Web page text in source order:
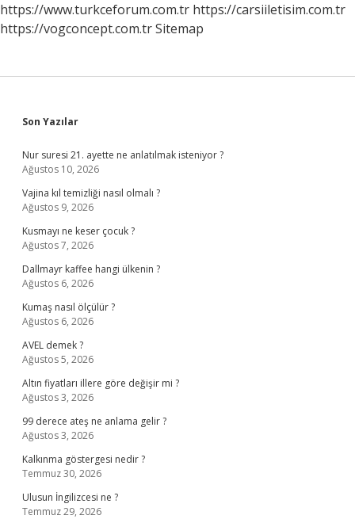
https://www.turkceforum.com.tr https://carsiiletisim.com.tr
https://vogconcept.com.trSitemap
Sidebar
Son Yazılar
Nur suresi 21. ayette ne anlatılmak isteniyor ?
Ağustos 10, 2026
Vajina kıl temizliği nasıl olmalı ?
Ağustos 9, 2026
Kusmayı ne keser çocuk ?
Ağustos 7, 2026
Dallmayr kaffee hangi ülkenin ?
Ağustos 6, 2026
Kumaş nasıl ölçülür ?
Ağustos 6, 2026
AVEL demek ?
Ağustos 5, 2026
Altın fiyatları illere göre değişir mi ?
Ağustos 3, 2026
99 derece ateş ne anlama gelir ?
Ağustos 3, 2026
Kalkınma göstergesi nedir ?
Temmuz 30, 2026
Ulusun İngilizcesi ne ?
Temmuz 29, 2026